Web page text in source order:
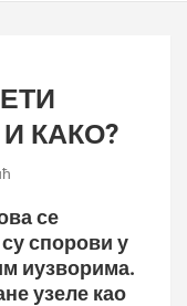
КАКО?
се
спорови у
иузворима.
узеле као